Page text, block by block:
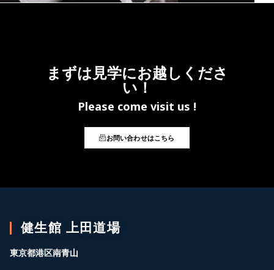
まずは見学にお越しくださ
い！
Please come visit us !
お問い合わせはこちら
健生館 上田道場
東京都港区南青山